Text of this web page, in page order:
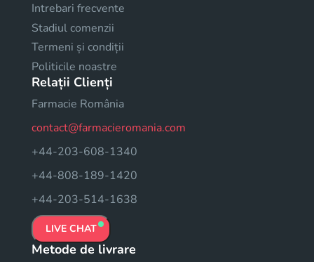
Intrebari frecvente
Stadiul comenzii
Termeni și condiții
Politicile noastre
Relații Clienți
Farmacie România
contact@farmacieromania.com
+44-203-608-1340
+44-808-189-1420
+44-203-514-1638
LIVE CHAT
Metode de livrare